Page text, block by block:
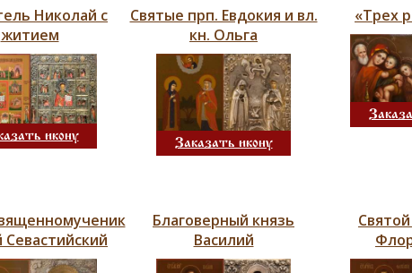
Николай с
житием
икону
Святые прп. Евдокия и вл.
кн. Ольга
Заказать икону
«Трех
Севастийский
Благоверный князь
Василий